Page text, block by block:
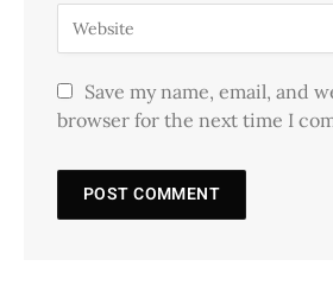
Save my name, email, and
browser for the next time I